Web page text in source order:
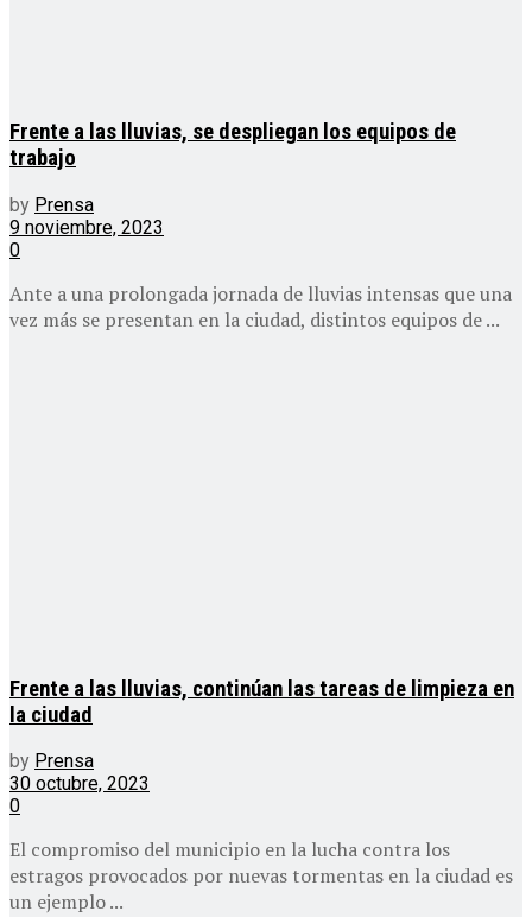
Frente a las lluvias, se despliegan los equipos de
trabajo
by Prensa
9 noviembre, 2023
0
Ante a una prolongada jornada de lluvias intensas que una
vez más se presentan en la ciudad, distintos equipos de ...
Frente a las lluvias, continúan las tareas de limpieza en
la ciudad
by Prensa
30 octubre, 2023
0
El compromiso del municipio en la lucha contra los
estragos provocados por nuevas tormentas en la ciudad es
un ejemplo ...